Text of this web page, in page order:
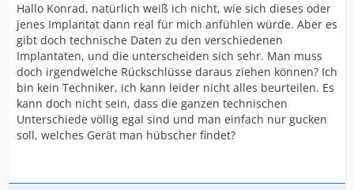
Hallo Konrad, natürlich weiß ich nicht, wie sich dieses oder
jenes Implantat dann real für mich anfühlen würde. Aber es
gibt doch technische Daten zu den verschiedenen
Implantaten, und die unterscheiden sich sehr. Man muss
doch irgendwelche Rückschlüsse daraus ziehen können? Ich
bin kein Techniker, ich kann leider nicht alles beurteilen. Es
kann doch nicht sein, dass die ganzen technischen
Unterschiede völlig egal sind und man einfach nur gucken
soll, welches Gerät man hübscher findet?